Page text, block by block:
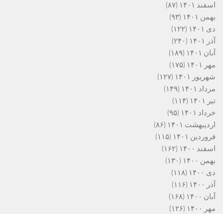
اسفند ۱۴۰۱
(۸۷)
بهمن ۱۴۰۱
(۹۳)
دی ۱۴۰۱
(۱۲۲)
آذر ۱۴۰۱
(۲۴۰)
آبان ۱۴۰۱
(۱۸۹)
مهر ۱۴۰۱
(۱۷۵)
شهریور ۱۴۰۱
(۱۲۷)
مرداد ۱۴۰۱
(۱۴۹)
تیر ۱۴۰۱
(۱۱۴)
خرداد ۱۴۰۱
(۹۵)
اردیبهشت ۱۴۰۱
(۸۶)
فروردین ۱۴۰۱
(۱۱۵)
اسفند ۱۴۰۰
(۱۶۲)
بهمن ۱۴۰۰
(۱۳۰)
دی ۱۴۰۰
(۱۱۸)
آذر ۱۴۰۰
(۱۱۶)
آبان ۱۴۰۰
(۱۶۸)
مهر ۱۴۰۰
(۱۲۶)